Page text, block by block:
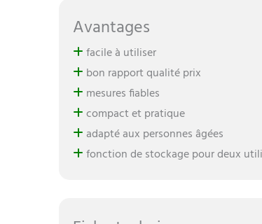
Avantages
facile à utiliser
bon rapport qualité prix
mesures fiables
compact et pratique
adapté aux personnes âgées
fonction de stockage pour deux